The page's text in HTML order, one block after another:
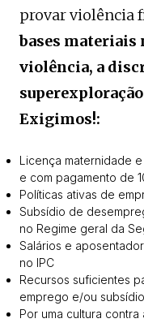
provar violência
bases materiais
violência, a
Exigimos!:
Licença maternidade
e com pagamento de
Políticas ativas de
Subsídio de
no Regime geral da
Salários e
no IPC
Recursos suficientes
emprego e/ou subsídio
Por uma cultura